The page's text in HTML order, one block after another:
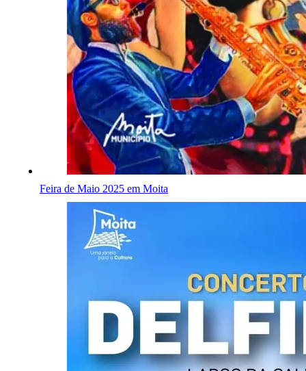
Feira de Maio 2025 em Moita